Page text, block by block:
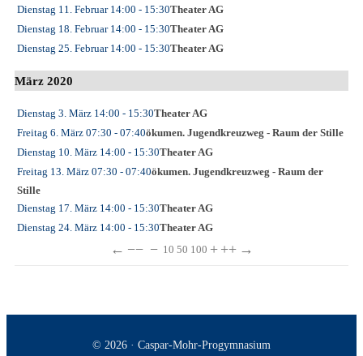
Dienstag 11. Februar14:00 - 15:30Theater AG
Dienstag 18. Februar14:00 - 15:30Theater AG
Dienstag 25. Februar14:00 - 15:30Theater AG
März 2020
Dienstag 3. März 14:00 - 15:30Theater AG
Freitag 6. März 07:30 - 07:40ökumen. Jugendkreuzweg - Raum der Stille
Dienstag 10. März 14:00 - 15:30Theater AG
Freitag 13. März 07:30 - 07:40ökumen. Jugendkreuzweg - Raum der
Stille
Dienstag 17. März 14:00 - 15:30Theater AG
Dienstag 24. März 14:00 - 15:30Theater AG
← −− − 10 50 100 + ++ →
© 2026 · Caspar-Mohr-Progymnasium